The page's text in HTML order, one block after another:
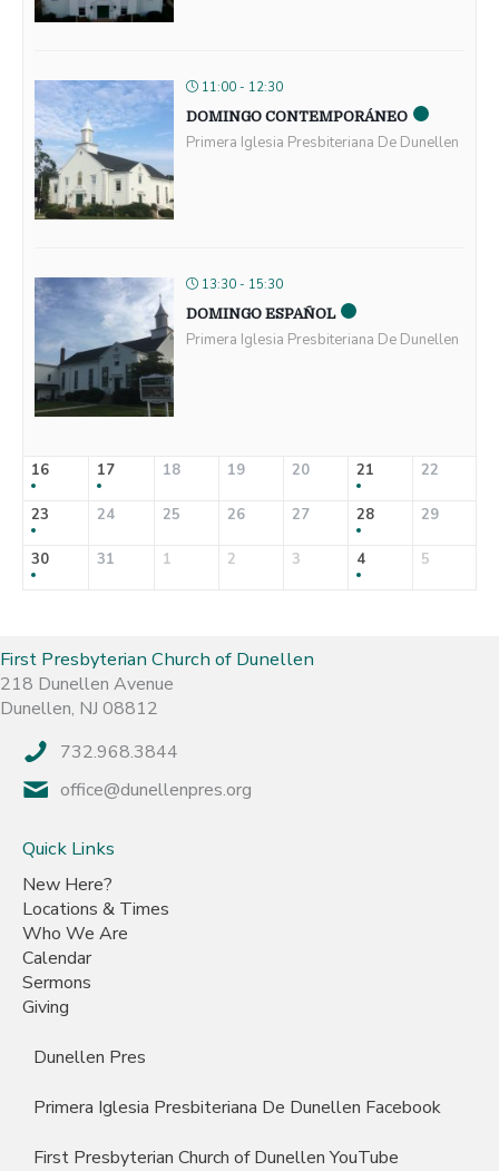
11:00 - 12:30
DOMINGO CONTEMPORÁNEO
Primera Iglesia Presbiteriana De Dunellen
13:30 - 15:30
DOMINGO ESPAÑOL
Primera Iglesia Presbiteriana De Dunellen
16 17 18 19 20 21 22
23 24 25 26 27 28 29
30 31 1 2 3 4 5
First Presbyterian Church of Dunellen
218 Dunellen Avenue
Dunellen, NJ 08812
732.968.3844
office@dunellenpres.org
Quick Links
New Here?
Locations & Times
Who We Are
Calendar
Sermons
Giving
Dunellen Pres
Primera Iglesia Presbiteriana De Dunellen Facebook
First Presbyterian Church of Dunellen YouTube